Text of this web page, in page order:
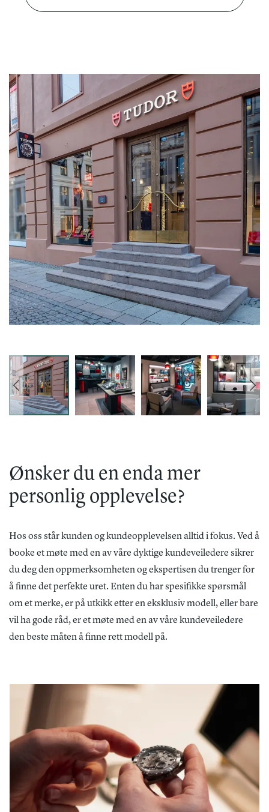
Ønsker du en enda mer
personlig opplevelse?
Hos oss står kunden og kundeopplevelsen alltid i fokus. Ved å
booke et møte med en av våre dyktige kundeveiledere sikrer
du deg den oppmerksomheten og ekspertisen du trenger for
å finne det perfekte uret. Enten du har spesifikke spørsmål
om et merke, er på utkikk etter en eksklusiv modell, eller bare
vil ha gode råd, er et møte med en av våre kundeveiledere
den beste måten å finne rett modell på.